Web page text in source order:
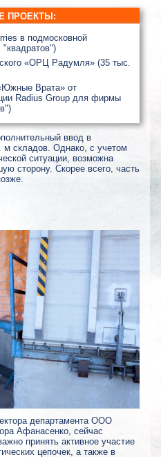
ПРОЕКТЫ:
в подмосковной
"квадратов")
«ОРЦ Радумля» (35 тыс.
Врата» от
Radius Group для фирмы
ввод в
м складов. Однако, с учетом
ситуации, возможна
сторону. Скорее всего, часть
департамента ООО
Афанасенко, сейчас
принять активное участие
цепочек, а также в